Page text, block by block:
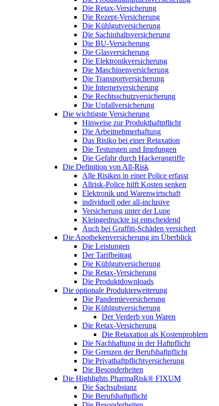
Die Retax-Versicherung
Die Rezept-Versicherung
Die Kühlgutversicherung
Die Sachinhaltsversicherung
Die BU-Versicherung
Die Glasversicherung
Die Elektronikversicherung
Die Maschinenversicherung
Die Transportversicherung
Die Internetversicherung
Die Rechtsschutzversicherung
Die Unfallversicherung
Die wichtigste Versicherung
Hinweise zur Produkthaftpflicht
Die Arbeitnehmerhaftung
Das Risiko bei einer Retaxation
Die Testungen und Impfungen
Die Gefahr durch Hackerangriffe
Die Definition von All-Risk
Alle Risiken in einer Police erfasst
Allrisk-Police hilft Kosten senken
Elektronik und Warenwirtschaft
individuell oder all-inclusive
Versicherung unter der Lupe
Kleingedruckte ist entscheidend
Auch bei Graffiti-Schäden versichert
Die Apothekenversicherung im Überblick
Die Leistungen
Der Tarifbeitrag
Die Kühlgutversicherung
Die Retax-Versicherung
Die Produktdownloads
Die optionale Produkterweiterung
Die Pandemieversicherung
Die Kühlgutversicherung
Der Verderb von Waren
Die Retax-Versicherung
Die Retaxation als Kostenproblem
Die Nachhaftung in der Haftpflicht
Die Grenzen der Berufshaftpflicht
Die Privathaftpflichtversicherung
Die Besonderheiten
Die Highlights PharmaRisk® FIXUM
Die Sachsubstanz
Die Berufshaftpflicht